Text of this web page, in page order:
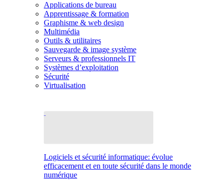
Applications de bureau
Apprentissage & formation
Graphisme & web design
Multimédia
Outils & utilitaires
Sauvegarde & image système
Serveurs & professionnels IT
Systèmes d’exploitation
Sécurité
Virtualisation
Logiciels et sécurité informatique: évolue
efficacement et en toute sécurité dans le monde
numérique